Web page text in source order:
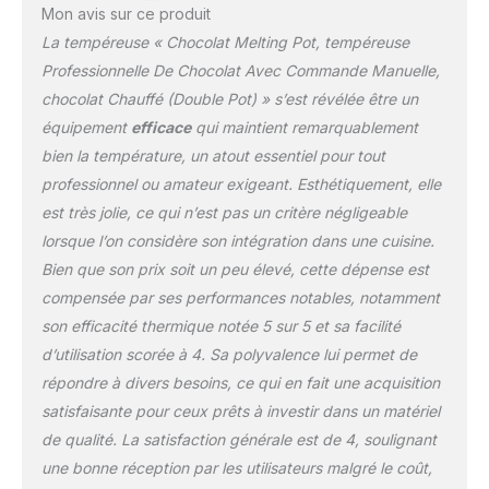
le fondoir à choco
manuel très pratique à
utiliser. Ses
performances élevées
en font un excellent
choix pour les
ou les boulangers à
domicile. SELON LE
TEST: le point de fusion
des bougies artisanales
fondre en
liquide.Chauffage direct
sans eau, facile à utiliser,
pas de problème de
vapeur d'eau, évite la
CONTRÔLÉ
MANUELLEMENT: La
Mon avis sur ce produit
La tempéreuse « Chocolat Melting Pot, tempéreuse
Professionnelle De Chocolat Avec Commande Manuelle,
chocolat Chauffé (Double Pot) » s’est révélée être un
équipement efficacequi maintient remarquablement
bien la température, un atout essentiel pour tout
professionnel ou amateur exigeant. Esthétiquement, elle
est très jolie, ce qui n’est pas un critère négligeable
lorsque l’on considère son intégration dans une cuisine.
Bien que son prix soit un peu élevé, cette dépense est
compensée par ses performances notables, notamment
son efficacité thermique notée 5 sur 5 et sa facilité
d’utilisation scorée à 4. Sa polyvalence lui permet de
répondre à divers besoins, ce qui en fait une acquisition
satisfaisante pour ceux prêts à investir dans un matériel
de qualité. La satisfaction générale est de 4, soulignant
une bonne réception par les utilisateurs malgré le coût,